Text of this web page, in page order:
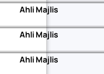
Ahli Majlis
Ahli Majlis
Ahli Majlis